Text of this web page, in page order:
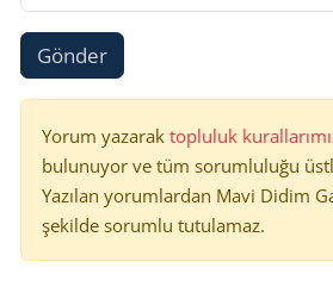
Gönder
Yorum yazarak topluluk
bulunuyor ve tüm sorumluluğu
Yazılan yorumlardan Mavi Didim
şekilde sorumlu tutulamaz.